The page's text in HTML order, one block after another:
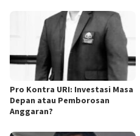
Pro Kontra URI: Investasi Masa
Depan atau Pemborosan
Anggaran?